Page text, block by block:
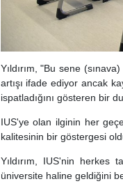
Yıldırım, "Bu sene
artışı ifade ediyor ancak
ispatladığını gösteren bir
IUS'ye olan ilginin her
kalitesinin bir göstergesi
Yıldırım, IUS'nin
üniversite haline geldiğini